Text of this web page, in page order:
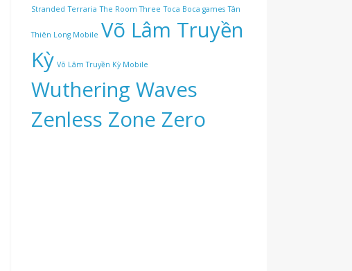
Stranded Terraria The Room Three Toca Boca games Tân
Thiên Long Mobile Võ Lâm Truyền
Kỳ Võ Lâm Truyền Kỳ Mobile
Wuthering Waves
Zenless Zone Zero